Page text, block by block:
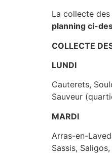
La collecte
planning ci-
COLLECTE
LUNDI
Cauterets,
Sauveur
MARDI
Arras-en-
Sassis,